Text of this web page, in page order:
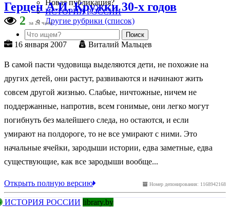
Новая публикация?
ИСТОРИЯ РОССИИ
Другие рубрики (список)
Герцен А.И. Кружки 30-х годов
2
за 24 часа
16 января 2007 Виталий Мальцев
В самой пасти чудовища выделяются дети, не похожие на
других детей, они растут, развиваются и начинают жить
совсем другой жизнью. Слабые, ничтожные, ничем не
поддержанные, напротив, всем гонимые, они легко могут
погибнуть без малейшего следа, но остаются, и если
умирают на полдороге, то не все умирают с ними. Это
начальные ячейки, зародыши истории, едва заметные, едва
существующие, как все зародыши вообще...
Номер депонирования: 1168942168
Открыть полную версию
ИСТОРИЯ РОССИИ library.by